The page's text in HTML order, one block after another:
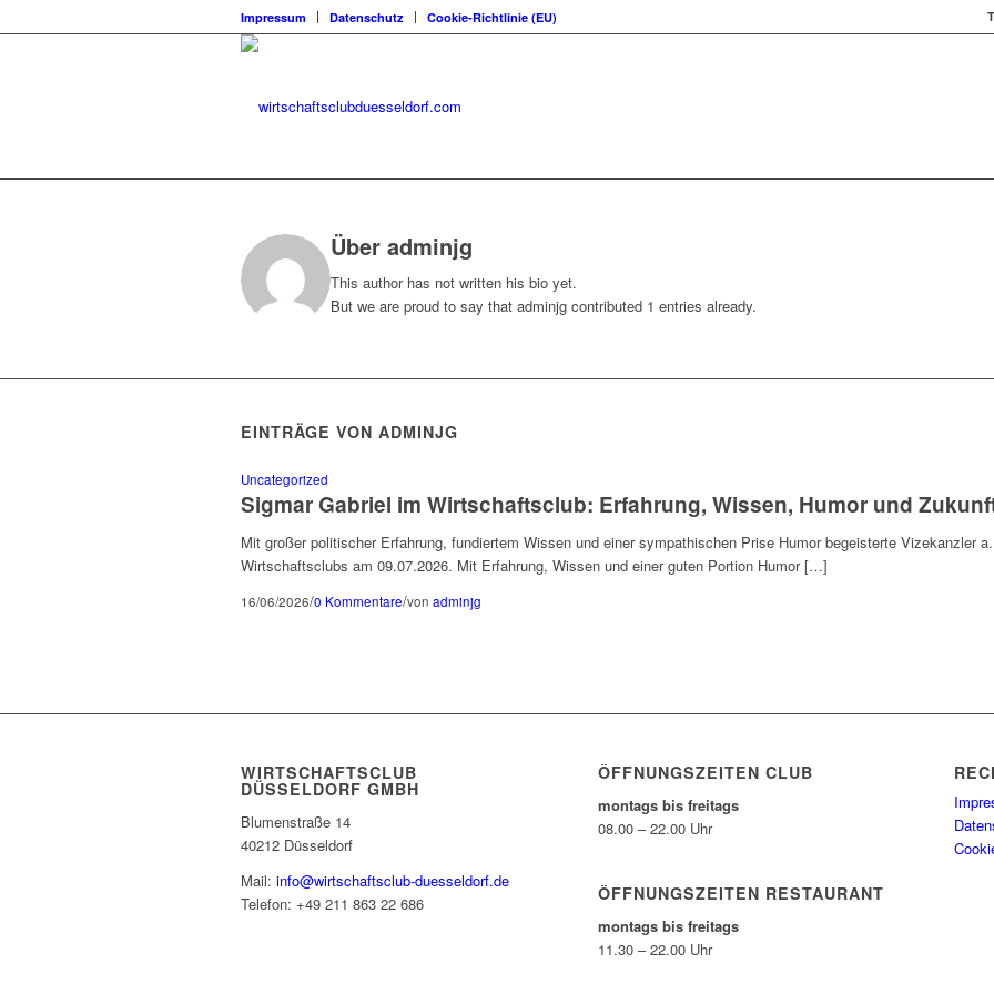
Impressum Datenschutz Cookie-Richtlinie (EU)
Über adminjg
This author has not written his bio yet.
But we are proud to say that adminjg contributed 1 entries already.
EINTRÄGE VON ADMINJG
Uncategorized
Sigmar Gabriel im Wirtschaftsclub: Erfahrung, Wissen, Humor und
Mit großer politischer Erfahrung, fundiertem Wissen und einer sympathischen Prise Humor begeisterte Vizekanzler
Wirtschaftsclubs am 09.07.2026. Mit Erfahrung, Wissen und einer guten Portion Humor […]
16/06/2026/0 Kommentare/von adminjg
WIRTSCHAFTSCLUB
DÜSSELDORF GMBH
Blumenstraße 14
40212 Düsseldorf
Mail: info@wirtschaftsclub-duesseldorf.de
Telefon: +49 211 863 22 686
ÖFFNUNGSZEITEN CLUB
montags bis freitags
08.00 – 22.00 Uhr
ÖFFNUNGSZEITEN RESTAURANT
montags bis freitags
11.30 – 22.00 Uhr